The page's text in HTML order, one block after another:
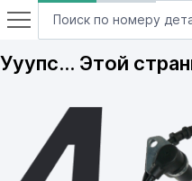
Ууупс… Этой